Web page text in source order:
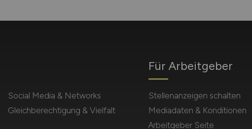
Social Media & Networks
Gleichberechtigung & Vielfalt
Für Arbeitgeber
Stellenanzeigen schalten
Mediadaten & Konditionen
Arbeitgeber Seite